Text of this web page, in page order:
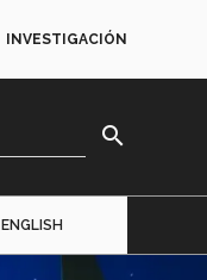
INVESTIGACIÓN
search
ENGLISH